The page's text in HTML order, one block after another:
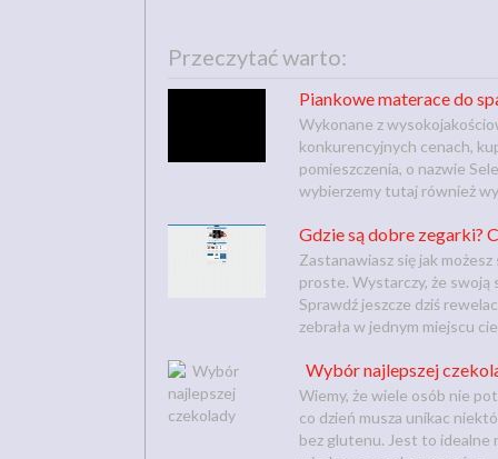
Przeczytać warto:
Piankowe materace do
Wykonane z
konkurencyjnych cenach,
pomieszczenia, o nazwie
wybierzemy tutaj również
Gdzie są dobre zegarki?
Zastanawiasz się jak
proste. Wystarczy, że swoją
Sprawdź jeszcze dziś
zebrała w jednym miejscu
Wybór najlepszej
Wiemy, że wiele osób nie
co dzień musza unikac
bez glutenu. Jest to idealne